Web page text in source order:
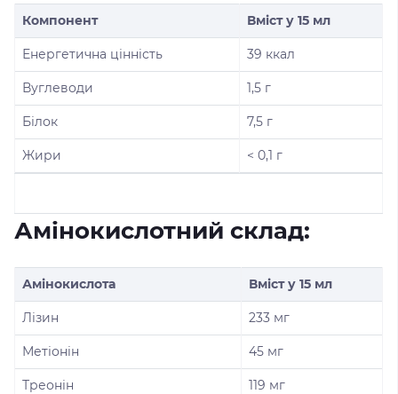
Компонент Вміст у 15 мл
Енергетична цінність 39 ккал
Вуглеводи 1,5 г
Білок 7,5 г
Жири < 0,1 г
Амінокислотний склад:
Амінокислота Вміст у 15 мл
Лізин 233 мг
Метіонін 45 мг
Треонін 119 мг